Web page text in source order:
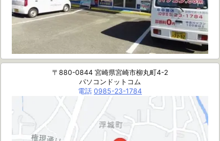
〒880-0844 宮崎県宮崎市柳丸町4-2
パソコンドットコム
電話 0985-23-1784